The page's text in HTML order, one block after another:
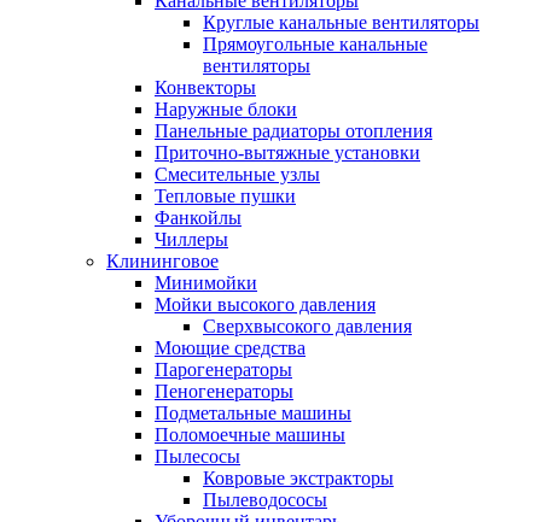
Круглые канальные вентиляторы
Прямоугольные канальные
вентиляторы
Конвекторы
Наружные блоки
Панельные радиаторы отопления
Приточно-вытяжные установки
Смесительные узлы
Тепловые пушки
Фанкойлы
Чиллеры
Клининговое
Минимойки
Мойки высокого давления
Сверхвысокого давления
Моющие средства
Парогенераторы
Пеногенераторы
Подметальные машины
Поломоечные машины
Пылесосы
Ковровые экстракторы
Пылеводососы